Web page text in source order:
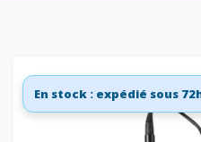
En stock : expédié sous